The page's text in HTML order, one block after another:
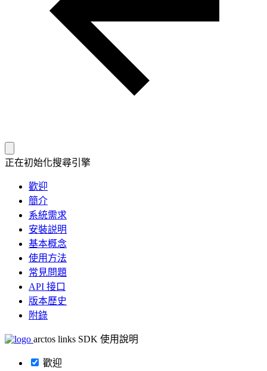
正在初始化搜尋引擎
歡迎
簡介
系統需求
安裝説明
基本概念
使用方法
常見問題
API 接口
版本歷史
附錄
arctos links SDK 使用說明
歡迎